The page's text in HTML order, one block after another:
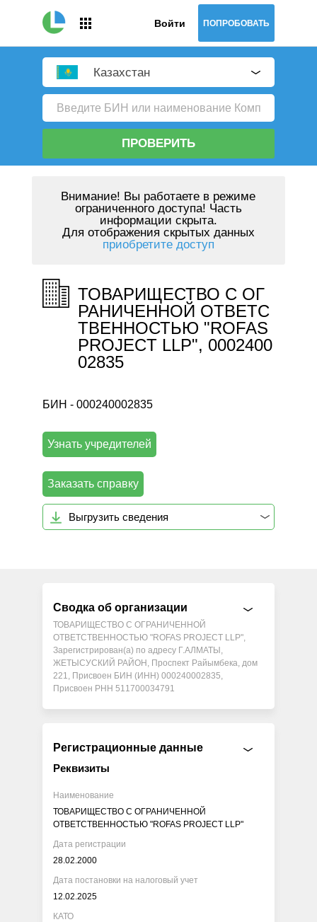
Войти ПОПРОБОВАТЬ
Казахстан
ПРОВЕРИТЬ
Внимание! Вы работаете в режиме
ограниченного доступа! Часть
информации скрыта.
Для отображения скрытых данных
приобретите доступ
ТОВАРИЩЕСТВО С ОГ
РАНИЧЕННОЙ ОТВЕТС
ТВЕННОСТЬЮ "ROFAS
PROJECT LLP", 0002400
02835
БИН - 000240002835
Узнать учредителей
Заказать справку
Выгрузить сведения
Сводка об организации
ТОВАРИЩЕСТВО С ОГРАНИЧЕННОЙ
ОТВЕТСТВЕННОСТЬЮ "ROFAS PROJECT LLP",
Зарегистрирован(а) по адресу Г.АЛМАТЫ,
ЖЕТЫСУСКИЙ РАЙОН, Проспект Райымбека, дом
221, Присвоен БИН (ИНН) 000240002835,
Присвоен РНН 511700034791
Регистрационные данные
Реквизиты
Наименование
ТОВАРИЩЕСТВО С ОГРАНИЧЕННОЙ
ОТВЕТСТВЕННОСТЬЮ "ROFAS PROJECT LLP"
Дата регистрации
28.02.2000
Дата постановки на налоговый учет
12.02.2025
КАТО